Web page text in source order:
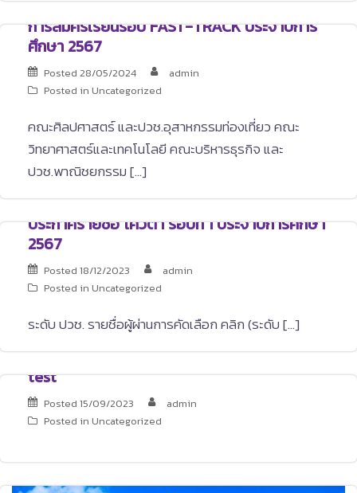
การสมัครเรียนรอบ FAST-TRACK ประจำปีการ
ศึกษา 2567
Posted 28/05/2024
admin
Posted in Uncategorized
คณะศิลปศาสตร์ และปวช.อุสาหกรรมท่องเที่ยว คณะ
วิทยาศาสตร์และเทคโนโลยี คณะบริหารธุรกิจ และ
ปวช.พาณิชยกรรม […]
ประกาศรายชื่อ โควตา รอบที่ 1 ประจำปีการศึกษา
2567
Posted 18/12/2023
admin
Posted in Uncategorized
ระดับ ปวช. รายชื่อผู้ผ่านการคัดเลือก คลิก (ระดับ […]
test
Posted 15/09/2023
admin
Posted in Uncategorized